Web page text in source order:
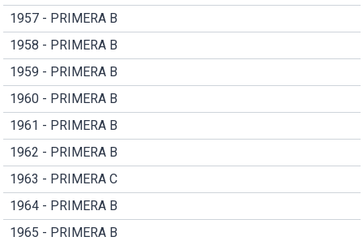
1957 - PRIMERA B
1958 - PRIMERA B
1959 - PRIMERA B
1960 - PRIMERA B
1961 - PRIMERA B
1962 - PRIMERA B
1963 - PRIMERA C
1964 - PRIMERA B
1965 - PRIMERA B